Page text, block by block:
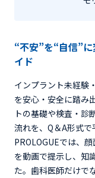
“不安”を“自信”
イド
インプラント未経験
を安心・安全に踏み
トの基礎や検査・診
流れを、Q＆A形式
PROLOGUEでは、
を動画で提示し、知
た。歯科医師だけで